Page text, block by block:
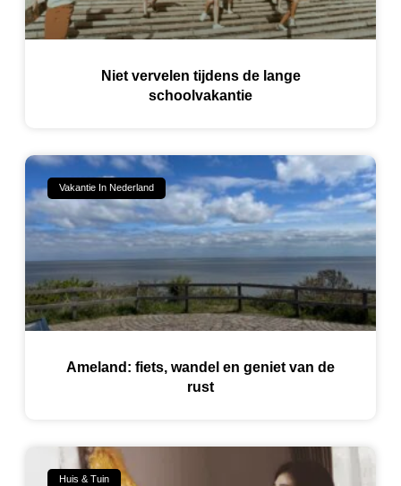
Niet vervelen tijdens de lange
schoolvakantie
Vakantie In Nederland
Ameland: fiets, wandel en geniet van de
rust
Huis & Tuin